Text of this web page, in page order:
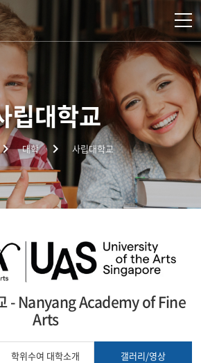
립대학교
대학 사립대학교
- Nanyang Academy of Fine
Arts
학위수여 대학소개 갤러리/영상